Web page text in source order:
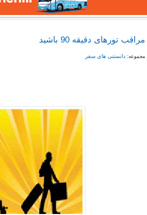
مراقب تورهای دقیقه‌ 90 باشید
مجموعه:دانستنی های سفر